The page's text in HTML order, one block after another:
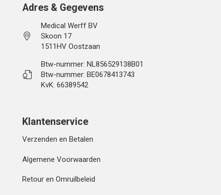
Adres & Gegevens
Medical Werff BV
Skoon 17
1511HV Oostzaan
Btw-nummer: NL856529138B01
Btw-nummer: BE0678413743
KvK: 66389542
Klantenservice
Verzenden en Betalen
Algemene Voorwaarden
Retour en Omruilbeleid